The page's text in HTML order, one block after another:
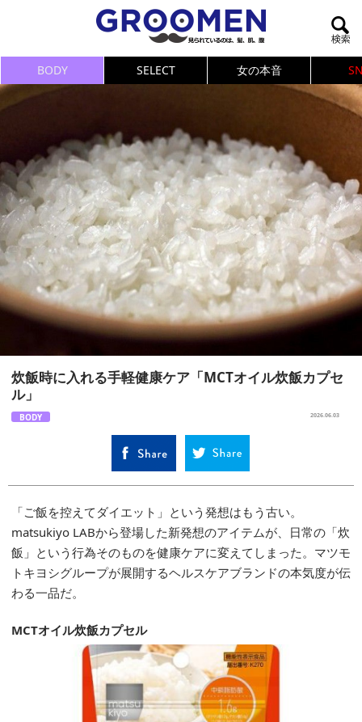
BODY SELECT 女の本音
炊飯時に入れる手軽健康ケア「MCTオイル炊飯カプセ
ル」
BODY 2026.06.03
「ご飯を控えてダイエット」という発想はもう古い。
matsukiyo LABから登場した新発想のアイテムが、日常の「炊
飯」という行為そのものを健康ケアに変えてしまった。マツモ
トキヨシグループが展開するヘルスケアブランドの本気度が伝
わる一品だ。
MCTオイル炊飯カプセル